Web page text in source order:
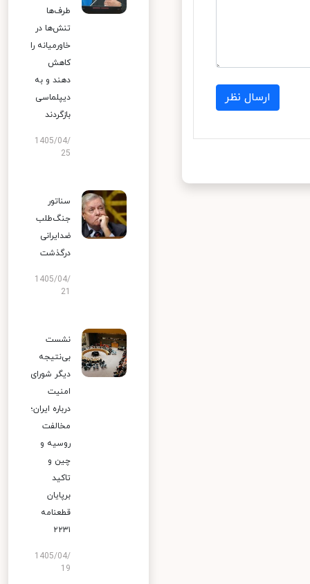
ارسال نظر
طرف‌ها
تنش‌ها در
خاورمیانه را
کاهش
دهند و به
دیپلماسی
بازگردند
1405/04/
25
سناتور
جنگ‌طلب
ضدایرانی
درگذشت
1405/04/
نشست
بی‌نتیجه
دیگر شورای
امنیت
درباره ایران؛
مخالفت
روسیه و
چین و
تاکید
برپایان
قطعنامه
۲۲۳۱
1405/04/
19